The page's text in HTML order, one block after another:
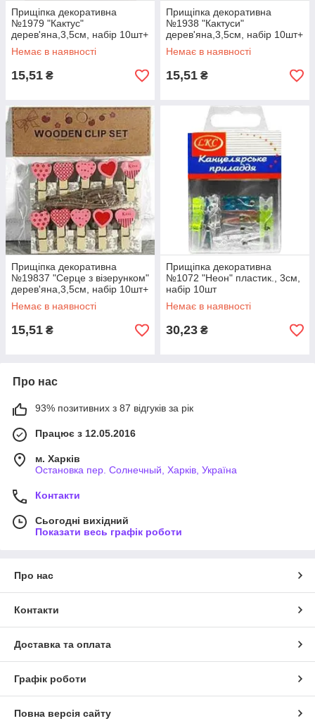
Прищіпка декоративна
№1979 "Кактус"
дерев'яна,3,5см, набір 10шт+
мотузочка
Немає в наявності
15,51 ₴
Прищіпка декоративна
№1938 "Кактуси"
дерев'яна,3,5см, набір 10шт+
мотузочка
Немає в наявності
15,51 ₴
Прищіпка декоративна
№19837 "Серце з візерунком"
дерев'яна,3,5см, набір 10шт+
мотузочка
Немає в наявності
15,51 ₴
Прищіпка декоративна
№1072 "Неон" пластик., 3см,
набір 10шт
Немає в наявності
30,23 ₴
Про нас
93% позитивних з 87 відгуків за рік
Працює з 12.05.2016
м. Харків
Остановка пер. Солнечный, Харків, Україна
Контакти
Сьогодні вихідний
Показати весь графік роботи
Про нас
Контакти
Доставка та оплата
Графік роботи
Повна версія сайту